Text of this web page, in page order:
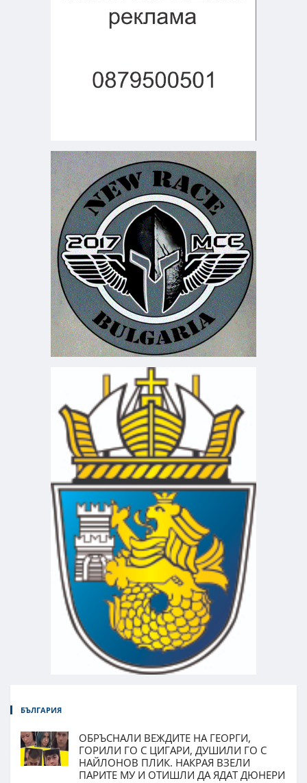
БЪЛГАРИЯ
ОБРЪСНАЛИ ВЕЖДИТЕ НА ГЕОРГИ,
ГОРИЛИ ГО С ЦИГАРИ, ДУШИЛИ ГО С
НАЙЛОНОВ ПЛИК. НАКРАЯ ВЗЕЛИ
ПАРИТЕ МУ И ОТИШЛИ ДА ЯДАТ ДЮНЕРИ